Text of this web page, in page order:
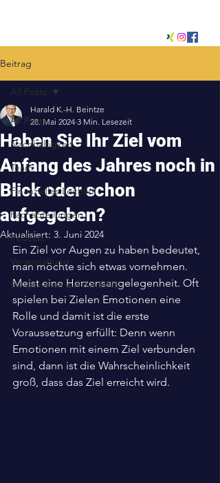
Beitrag
All Posts
Nachhaltigkeit
Team
Finanzielles Leitbild
Fachabteilungen
Podcast
Veranstaltung
Sie gehören auf die EINS
All Posts
Haben Sie Ihr Ziel vom
Anfang des Jahres noch in
Blick oder schon
aufgegeben?
Harald K.-H. Beintze
28. Mai 2024 3 Min. Lesezeit
Aktualisiert: 3. Juni 2024
Ein Ziel vor Augen zu haben bedeutet,
man möchte sich etwas vornehmen.
Meist eine Herzensangelegenheit. Oft
spielen bei Zielen Emotionen eine
Rolle und damit ist die erste
Voraussetzung erfüllt: Denn wenn
Emotionen mit einem Ziel verbunden
sind, dann ist die Wahrscheinlichkeit
groß, dass das Ziel erreicht wird.